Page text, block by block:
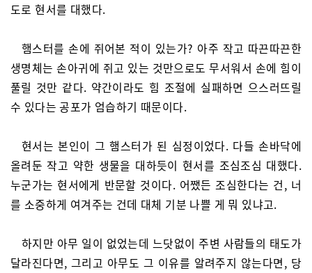
도로 현서를 대했다.
햄스터를 손에 쥐어본 적이 있는가? 아주 작고 따끈따끈한
생명체는 손아귀에 쥐고 있는 것만으로도 무서워서 손에 힘이
풀릴 것만 같다. 약간이라도 힘 조절에 실패하면 으스러뜨릴
수 있다는 공포가 엄습하기 때문이다.
현서는 본인이 그 햄스터가 된 심정이었다. 다들 손바닥에
올려둔 작고 약한 생물을 대하듯이 현서를 조심조심 대했다.
누군가는 현서에게 반문할 것이다. 어쨌든 조심한다는 건, 너
를 소중하게 여겨주는 건데 대체 기분 나쁠 게 뭐 있냐고.
하지만 아무 일이 없었는데 느닷없이 주변 사람들의 태도가
달라진다면, 그리고 아무도 그 이유를 알려주지 않는다면, 당